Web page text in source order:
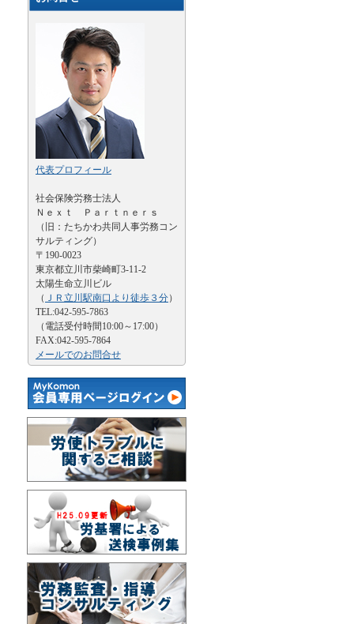
代表プロフィール
社会保険労務士法人
Ｎｅｘｔ Ｐａｒｔｎｅｒｓ
（旧：たちかわ共同人事労務コン
サルティング）
〒190-0023
東京都立川市柴崎町3-11-2
太陽生命立川ビル
（ ＪＲ立川駅南口より徒歩３分）
TEL:042-595-7863
（電話受付時間10:00～17:00）
FAX:042-595-7864
メールでのお問合せ